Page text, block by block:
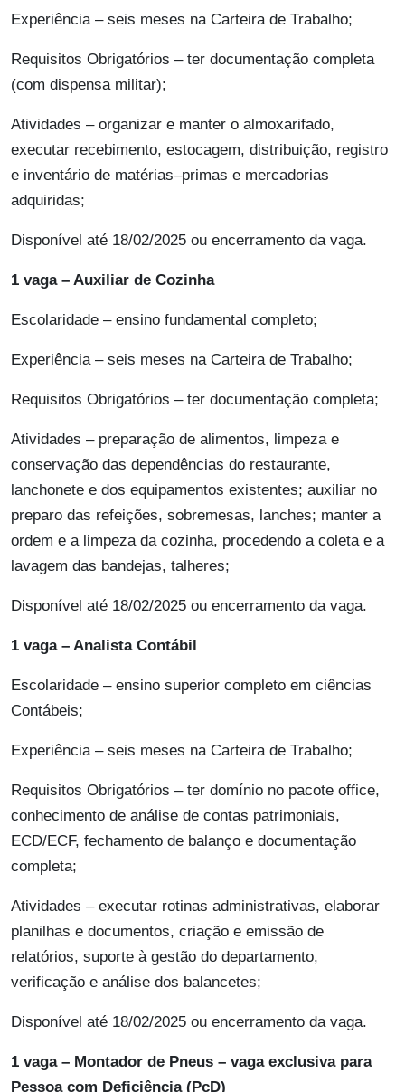
Experiência – seis meses na Carteira de Trabalho;
Requisitos Obrigatórios – ter documentação completa
(com dispensa militar);
Atividades – organizar e manter o almoxarifado,
executar recebimento, estocagem, distribuição, registro
e inventário de matérias–primas e mercadorias
adquiridas;
Disponível até 18/02/2025 ou encerramento da vaga.
1 vaga – Auxiliar de Cozinha
Escolaridade – ensino fundamental completo;
Experiência – seis meses na Carteira de Trabalho;
Requisitos Obrigatórios – ter documentação completa;
Atividades – preparação de alimentos, limpeza e
conservação das dependências do restaurante,
lanchonete e dos equipamentos existentes; auxiliar no
preparo das refeições, sobremesas, lanches; manter a
ordem e a limpeza da cozinha, procedendo a coleta e a
lavagem das bandejas, talheres;
Disponível até 18/02/2025 ou encerramento da vaga.
1 vaga – Analista Contábil
Escolaridade – ensino superior completo em ciências
Contábeis;
Experiência – seis meses na Carteira de Trabalho;
Requisitos Obrigatórios – ter domínio no pacote office,
conhecimento de análise de contas patrimoniais,
ECD/ECF, fechamento de balanço e documentação
completa;
Atividades – executar rotinas administrativas, elaborar
planilhas e documentos, criação e emissão de
relatórios, suporte à gestão do departamento,
verificação e análise dos balancetes;
Disponível até 18/02/2025 ou encerramento da vaga.
1 vaga – Montador de Pneus – vaga exclusiva para
Pessoa com Deficiência (PcD)